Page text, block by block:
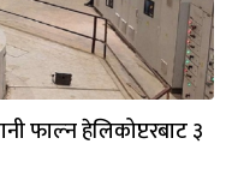
फाल्न हेलिकोप्टरबाट ३